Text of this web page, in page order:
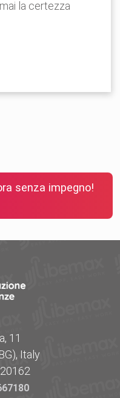
la certezza
senza impegno!
11
Italy